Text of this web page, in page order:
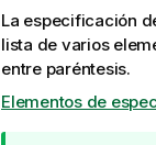
La especificación
lista de varios
entre paréntesis.
Elementos de